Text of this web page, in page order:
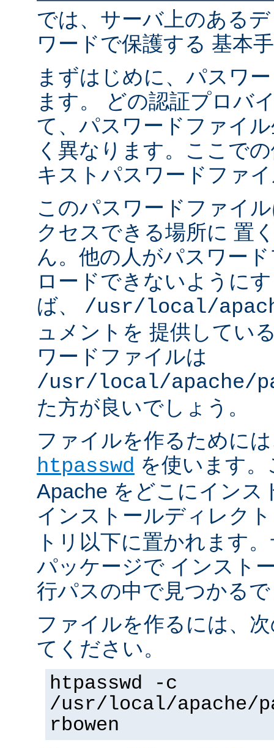
では、サーバ上のある
ワードで保護する 基本
まずはじめに、パスワ
ます。 どの認証プロバ
て、パスワードファイ
く異なります。ここで
キストパスワードファ
このパスワードファイ
クセスできる場所に 置
ん。他の人がパスワー
ロードできないように
ば、 /usr/local/
ュメントを 提供してい
ワードファイルは
/usr/local/apache/
た方が良いでしょう。
ファイルを作るために
htpasswd を使います
Apache をどこにインス
インストールディレク
トリ以下に置かれます
パッケージで インスト
行パスの中で見つかる
ファイルを作るには、
てください。
htpasswd -c
/usr/local/apache/
rbowen